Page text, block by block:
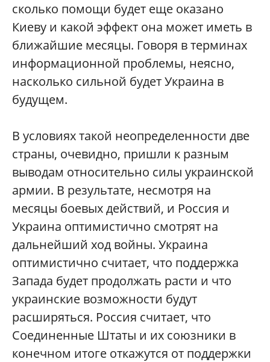
сколько помощи будет еще оказано
Киеву и какой эффект она может иметь в
ближайшие месяцы. Говоря в терминах
информационной проблемы, неясно,
насколько сильной будет Украина в
будущем.
В условиях такой неопределенности две
страны, очевидно, пришли к разным
выводам относительно силы украинской
армии. В результате, несмотря на
месяцы боевых действий, и Россия и
Украина оптимистично смотрят на
дальнейший ход войны. Украина
оптимистично считает, что поддержка
Запада будет продолжать расти и что
украинские возможности будут
расширяться. Россия считает, что
Соединенные Штаты и их союзники в
конечном итоге откажутся от поддержки